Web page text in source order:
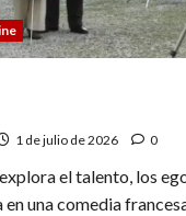
1 de julio de 2026 0
el talento, los
una comedia